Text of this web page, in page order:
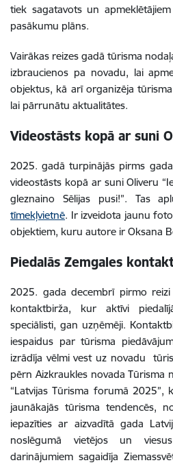
tiek sagatavots un
pasākumu plāns.
Vairākas reizes gadā tūrisma
izbraucienos pa novadu, lai
objektus, kā arī organizēja
lai pārrunātu aktualitātes.
Videostāsts kopā ar suni
2025. gadā turpinājās pirms
videostāsts kopā ar suni Oliveru
gleznaino Sēlijas pusi!”. Tas
tīmekļvietnē. Ir izveidota jaunu
objektiem, kuru autore ir Oksana
Piedalās Zemgales
2025. gada decembrī pirmo
kontaktbirža, kur aktīvi
speciālisti, gan uzņēmēji.
iespaidus par tūrisma
izrādīja vēlmi vest uz novadu
pērn Aizkraukles novada Tūrisma
“Latvijas Tūrisma forumā 2025”,
jaunākajās tūrisma tendencēs,
iepazīties ar aizvadītā gada
noslēgumā vietējos un
darinājumiem sagaidīja